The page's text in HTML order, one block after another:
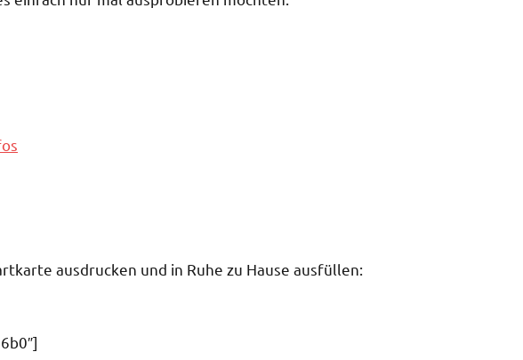
ausdrucken und in Ruhe zu Hause ausfüllen: